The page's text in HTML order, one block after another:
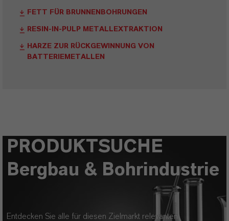
FETT FÜR BRUNNENBOHRUNGEN
RESIN-IN-PULP METALLEXTRAKTION
HARZE ZUR RÜCKGEWINNUNG VON
BATTERIEMETALLEN
PRODUKTSUCHE
Bergbau & Bohrindustrie
Entdecken Sie alle für diesen Zielmarkt relevanten